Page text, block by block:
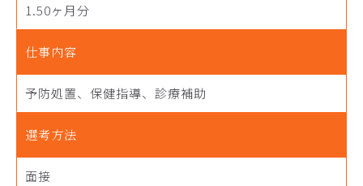
1.50ヶ月分
仕事内容
予防処置、保健指導、診療補助
選考方法
面接